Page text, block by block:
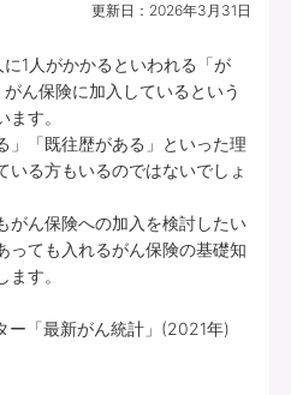
更新日： 2026年3月31日
1人がかかるといわれる「が
ん保険に加入しているという
す。
」「既往歴がある」といった理
いる方もいるのではないでしょ
がん保険への加入を検討したい
っても入れるがん保険の基礎知
す。
ー「最新がん統計」(2021年)